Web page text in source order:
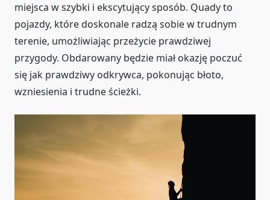
miejsca w szybki i ekscytujący sposób. Quady to
pojazdy, które doskonale radzą sobie w trudnym
terenie, umożliwiając przeżycie prawdziwej
przygody. Obdarowany będzie miał okazję poczuć
się jak prawdziwy odkrywca, pokonując błoto,
wzniesienia i trudne ścieżki.